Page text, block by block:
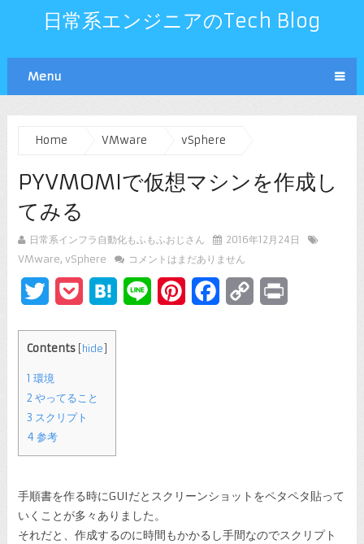
日常系エンジニアのTech Blog
Menu
Home VMware vSphere
PYVMOMIで仮想マシンを作成し
てみる
日常系インフラ自動化もふもふおじさん
2016年12月24日
VMware, vSphere コメントはまだありません
TwitterPocketHatenaLine PinterestFacebook
Copy
Contents hide
1 環境
2 やってること
3 スクリプト
4 参考
手順書を作る時にGUIだとスクリーンショットをペタペタ貼って
いくことが多々ありました。
それだと、作成するのに時間もかかるし手間なのでスクリプト